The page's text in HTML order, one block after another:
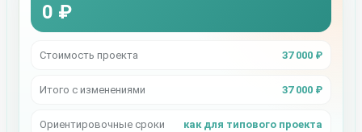
0 ₽
Стоимость проекта 37 000 ₽
Итого с изменениями 37 000 ₽
Ориентировочные сроки как для типового проекта